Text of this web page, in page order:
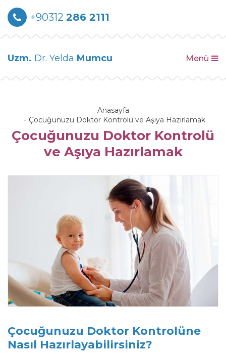
+90312 286 2111
Uzm. Dr. Yelda Mumcu Menü
Anasayfa
Çocuğunuzu Doktor Kontrolü ve Aşıya Hazırlamak
Çocuğunuzu Doktor Kontrolü
ve Aşıya Hazırlamak
Çocuğunuzu Doktor Kontrolüne
Nasıl Hazırlayabilirsiniz?